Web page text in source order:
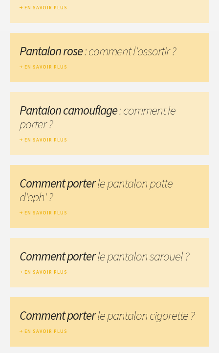
EN SAVOIR PLUS
Pantalon rose: comment l'assortir ?
EN SAVOIR PLUS
Pantalon camouflage: comment le
porter ?
EN SAVOIR PLUS
Comment porterle pantalon patte
d'eph' ?
EN SAVOIR PLUS
Comment porterle pantalon sarouel ?
EN SAVOIR PLUS
Comment porterle pantalon cigarette ?
EN SAVOIR PLUS